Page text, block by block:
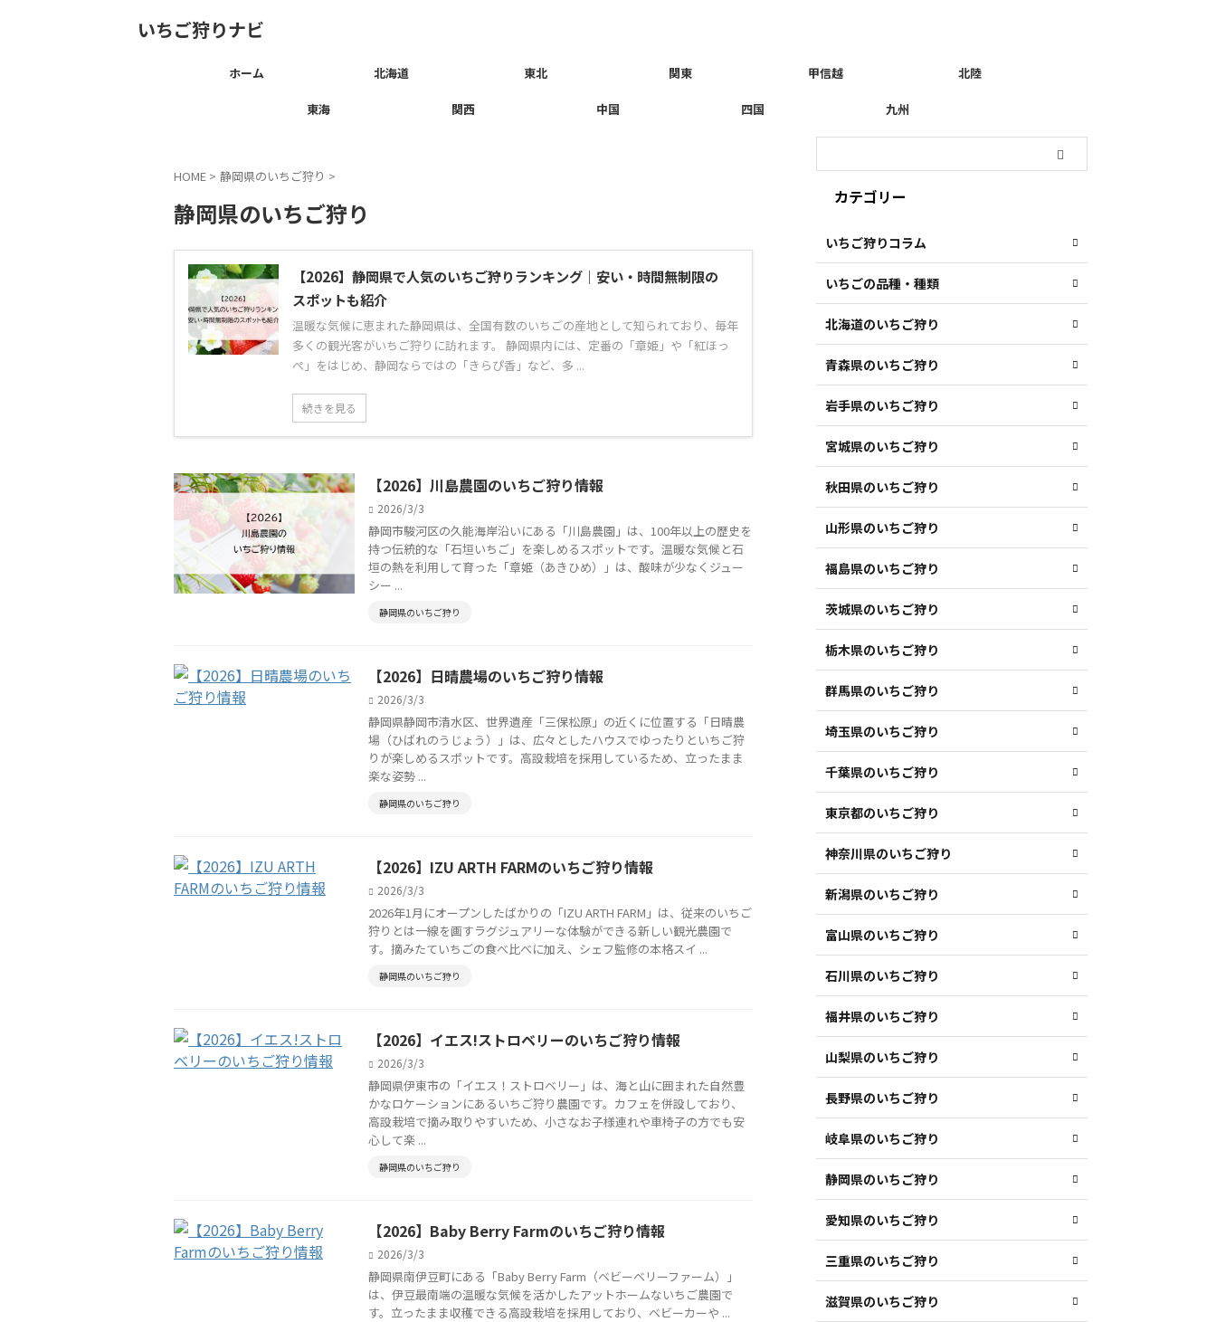
いちご狩りナビ
ホーム 北海道 東北 関東 甲信越 北陸
東海 関西 中国 四国 九州
HOME > 静岡県のいちご狩り >
静岡県のいちご狩り
【2026】静岡県で人気のいちご狩りランキング｜安い・時間無制限の
スポットも紹介
温暖な気候に恵まれた静岡県は、全国有数のいちごの産地として知られており、毎年
多くの観光客がいちご狩りに訪れます。 静岡県内には、定番の「章姫」や「紅ほっ
ぺ」をはじめ、静岡ならではの「きらぴ香」など、多 ...
続きを見る
【2026】川島農園のいちご狩り情報
2026/3/3
静岡市駿河区の久能海岸沿いにある「川島農園」は、100年以上の歴史を
持つ伝統的な「石垣いちご」を楽しめるスポットです。温暖な気候と石
垣の熱を利用して育った「章姫（あきひめ）」は、酸味が少なくジュー
シー ...
静岡県のいちご狩り
【2026】日晴農場のいちご狩り情報
2026/3/3
静岡県静岡市清水区、世界遺産「三保松原」の近くに位置する「日晴農
場（ひばれのうじょう）」は、広々としたハウスでゆったりといちご狩
りが楽しめるスポットです。高設栽培を採用しているため、立ったまま
楽な姿勢 ...
静岡県のいちご狩り
【2026】IZU ARTH FARMのいちご狩り情報
2026/3/3
2026年1月にオープンしたばかりの「IZU ARTH FARM」は、従来のいちご
狩りとは一線を画すラグジュアリーな体験ができる新しい観光農園で
す。摘みたていちごの食べ比べに加え、シェフ監修の本格スイ ...
静岡県のいちご狩り
【2026】イエス!ストロベリーのいちご狩り情報
2026/3/3
静岡県伊東市の「イエス！ストロベリー」は、海と山に囲まれた自然豊
かなロケーションにあるいちご狩り農園です。カフェを併設しており、
高設栽培で摘み取りやすいため、小さなお子様連れや車椅子の方でも安
心して楽 ...
静岡県のいちご狩り
【2026】Baby Berry Farmのいちご狩り情報
2026/3/3
静岡県南伊豆町にある「Baby Berry Farm（ベビーベリーファーム）」
は、伊豆最南端の温暖な気候を活かしたアットホームないちご農園で
す。立ったまま収穫できる高設栽培を採用しており、ベビーカーや ...
カテゴリー
いちご狩りコラム
いちごの品種・種類
北海道のいちご狩り
青森県のいちご狩り
岩手県のいちご狩り
宮城県のいちご狩り
秋田県のいちご狩り
山形県のいちご狩り
福島県のいちご狩り
茨城県のいちご狩り
栃木県のいちご狩り
群馬県のいちご狩り
埼玉県のいちご狩り
千葉県のいちご狩り
東京都のいちご狩り
神奈川県のいちご狩り
新潟県のいちご狩り
富山県のいちご狩り
石川県のいちご狩り
福井県のいちご狩り
山梨県のいちご狩り
長野県のいちご狩り
岐阜県のいちご狩り
静岡県のいちご狩り
愛知県のいちご狩り
三重県のいちご狩り
滋賀県のいちご狩り